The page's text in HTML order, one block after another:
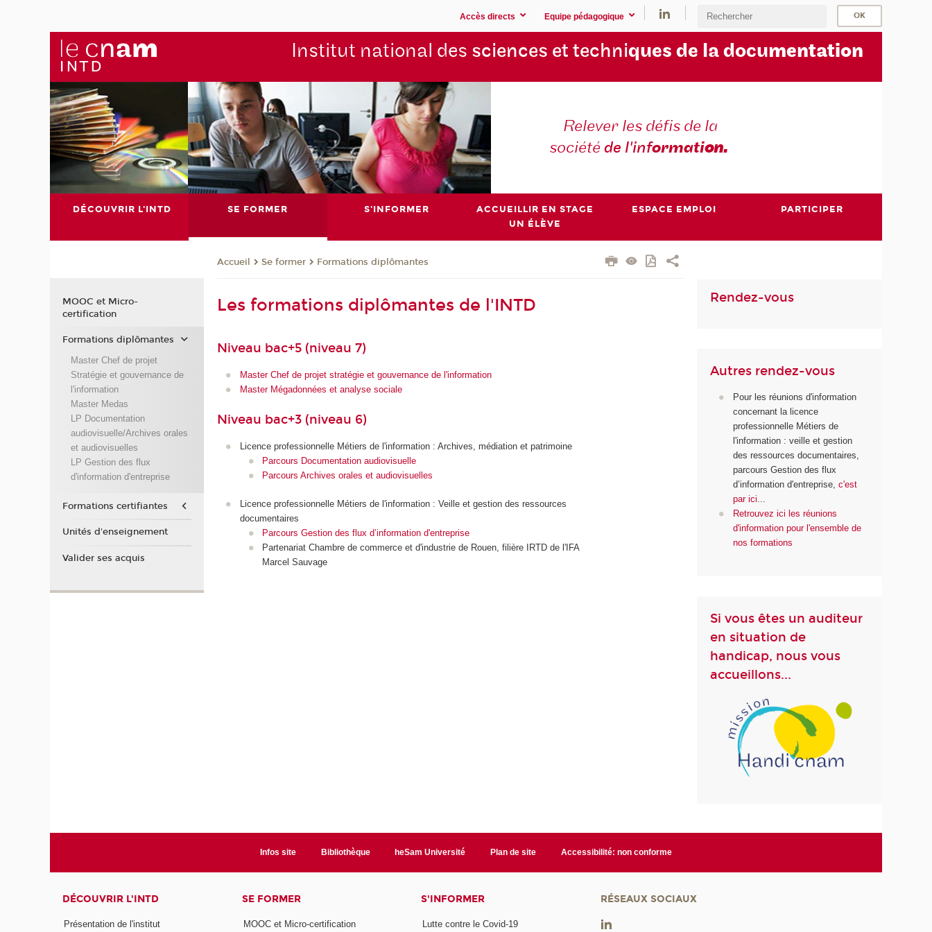
Accès directs Equipe pédagogique
Institut national des sciences et techniques de la documentation
Relever les défis de la
sociétéde l'information.
DÉCOUVRIR L'INTD SE FORMER S'INFORMER
ACCUEILLIR EN STAGE
UN ÉLÈVE
ESPACE EMPLOI PARTICIPER
Accueil Se former Formations diplômantes
Les formations diplômantes de l'INTD
Niveau bac+5 (niveau 7)
Master Chef de projet stratégie et gouvernance de l'information
Master Mégadonnées et analyse sociale
Niveau bac+3 (niveau 6)
Licence professionnelle Métiers de l'information : Archives, médiation et patrimoine
Parcours Documentation audiovisuelle
Parcours Archives orales et audiovisuelles
Licence professionnelle Métiers de l'information : Veille et gestion des ressources
documentaires
Parcours Gestion des flux d’information d'entreprise
Partenariat Chambre de commerce et d'industrie de Rouen, filière IRTD de l'IFA
Marcel Sauvage
Rendez-vous
Autres rendez-vous
Pour les réunions d'information
concernant la licence
professionnelle Métiers de
l'information : veille et gestion
des ressources documentaires,
parcours Gestion des flux
d’information d'entreprise, c'est
par ici
Retrouvez ici les réunions
d'information pour l'ensemble de
nos formations
Si vous êtes un auditeur
en situation de
handicap, nous vous
accueillons...
MOOC et Micro-
certification
Formations diplômantes
Master Chef de projet
Stratégie et gouvernance de
l'information
Master Medas
LP Documentation
audiovisuelle/Archives orales
et audiovisuelles
LP Gestion des flux
d'information d'entreprise
Formations certifiantes
Unités d'enseignement
Valider ses acquis
Infos site Bibliothèque heSam Université Plan de site Accessibilité: non conforme
DÉCOUVRIR L'INTD
Présentation de l'institut
SE FORMER
MOOC et Micro-certification
S'INFORMER
Lutte contre le Covid-19
RÉSEAUX SOCIAUX